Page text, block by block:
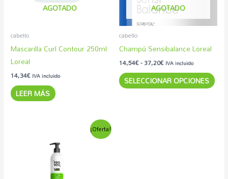
AGOTADO
cabello
Mascarilla Curl Contour 250ml
Loreal
14,34€ IVA incluido
LEER MÁS
AGOTADO
cabello
Champú Sensibalance Loreal
14,54€-37,20€ IVA incluido
SELECCIONAR OPCIONES
se
la
¡Oferta!
original
24,10€.
actual
es:
11,89€.
Este
producto